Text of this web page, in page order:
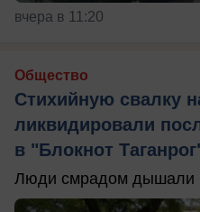
вчера в 11:20
Общество
Стихийную свалку
ликвидировали
в "Блокнот
Люди смрадом дышали